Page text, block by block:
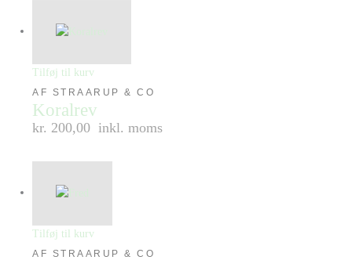
Tilføj til kurv
AF STRAARUP & CO
Koralrev
kr. 200,00 inkl. moms
Tilføj til kurv
AF STRAARUP & CO